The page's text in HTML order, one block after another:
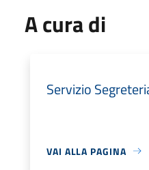
A cura di
Servizio
VAI ALLA PAGINA